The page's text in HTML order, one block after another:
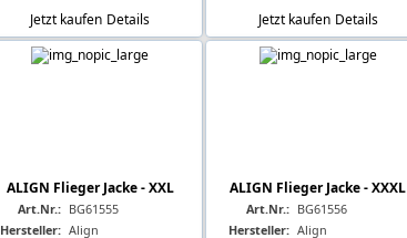
Jetzt kaufen Details Jetzt kaufen Details
ALIGN Flieger Jacke - XXL
Art.Nr.: BG61555
Hersteller: Align
ALIGN Flieger Jacke - XXXL
Art.Nr.: BG61556
Hersteller: Align